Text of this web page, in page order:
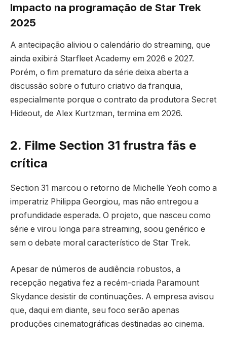
Impacto na programação de Star Trek
2025
A antecipação aliviou o calendário do streaming, que
ainda exibirá Starfleet Academy em 2026 e 2027.
Porém, o fim prematuro da série deixa aberta a
discussão sobre o futuro criativo da franquia,
especialmente porque o contrato da produtora Secret
Hideout, de Alex Kurtzman, termina em 2026.
2. Filme Section 31 frustra fãs e
crítica
Section 31 marcou o retorno de Michelle Yeoh como a
imperatriz Philippa Georgiou, mas não entregou a
profundidade esperada. O projeto, que nasceu como
série e virou longa para streaming, soou genérico e
sem o debate moral característico de Star Trek.
Apesar de números de audiência robustos, a
recepção negativa fez a recém-criada Paramount
Skydance desistir de continuações. A empresa avisou
que, daqui em diante, seu foco serão apenas
produções cinematográficas destinadas ao cinema.